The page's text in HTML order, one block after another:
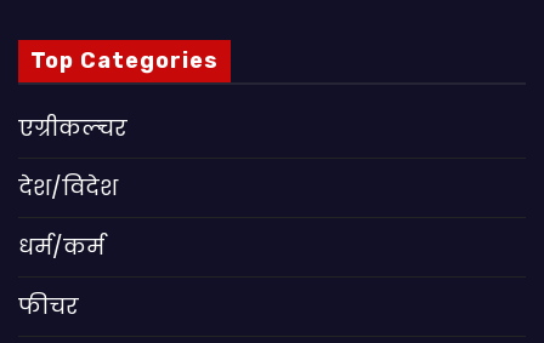
Top Categories
एग्रीकल्चर
देश/विदेश
धर्म/कर्म
फीचर